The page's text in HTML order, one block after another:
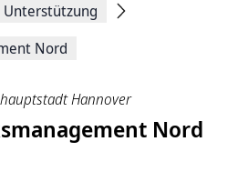
Nord
Hannover
Nord